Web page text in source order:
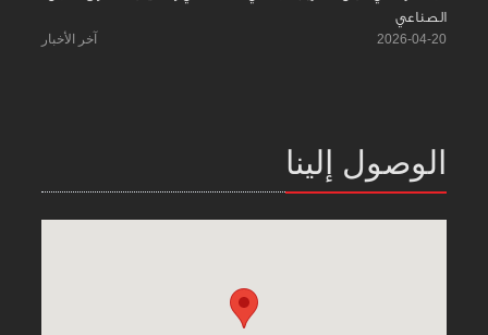
الصناعي
2026-04-20 آخر الأخبار
الوصول إلينا